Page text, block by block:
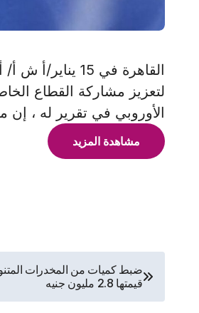
القاهرة في 15
لتعزيز مشاركة القطاع
الأوروبي في تقرير له ،
مشاهدة المزيد
تصفّح
المقالات
قيمتها 2.8 مليون جنيه